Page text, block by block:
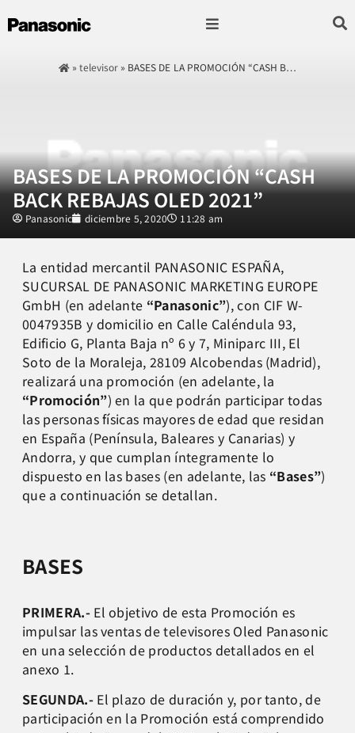
»televisor » BASES DE LA PROMOCIÓN “CASH B…
BASES DE LA PROMOCIÓN “CASH
BACK REBAJAS OLED 2021”
Panasonic diciembre 5, 2020 11:28 am
La entidad mercantil PANASONIC ESPAÑA,
SUCURSAL DE PANASONIC MARKETING EUROPE
GmbH (en adelante “Panasonic”), con CIF W-
0047935B y domicilio en Calle Caléndula 93,
Edificio G, Planta Baja nº 6 y 7, Miniparc III, El
Soto de la Moraleja, 28109 Alcobendas (Madrid),
realizará una promoción (en adelante, la
“Promoción”) en la que podrán participar todas
las personas físicas mayores de edad que residan
en España (Península, Baleares y Canarias) y
Andorra, y que cumplan íntegramente lo
dispuesto en las bases (en adelante, las “Bases”)
que a continuación se detallan.
BASES
PRIMERA.-El objetivo de esta Promoción es
impulsar las ventas de televisores Oled Panasonic
en una selección de productos detallados en el
anexo 1.
SEGUNDA.-El plazo de duración y, por tanto, de
participación en la Promoción está comprendido